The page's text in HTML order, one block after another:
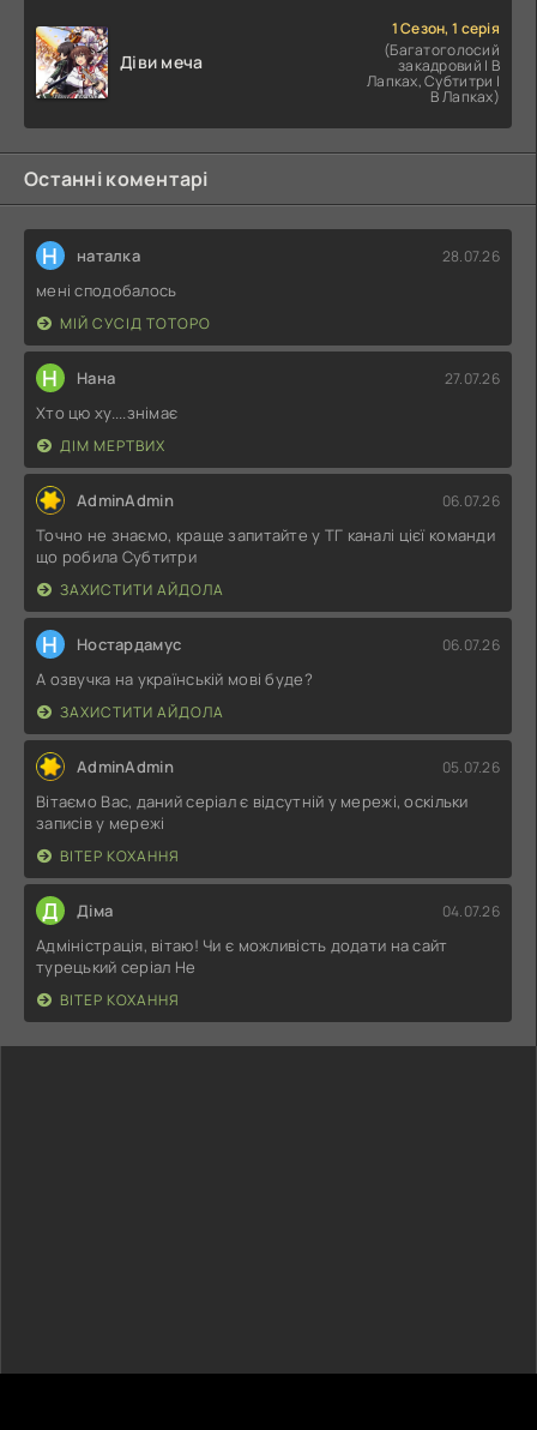
Діви меча
1 Сезон, 1 серія
(Багатоголосий
закадровий | В
Лапках, Субтитри |
В Лапках)
Останні коментарі
Н наталка 28.07.26
мені сподобалось
МІЙ СУСІД ТОТОРО
Н Нана 27.07.26
Хто цю ху....знімає
ДІМ МЕРТВИХ
AdminAdmin 06.07.26
Точно не знаємо, краще запитайте у ТГ каналі цієї команди
що робила Субтитри
ЗАХИСТИТИ АЙДОЛА
Н Ностардамус 06.07.26
А озвучка на українській мові буде?
ЗАХИСТИТИ АЙДОЛА
AdminAdmin 05.07.26
Вітаємо Вас, даний серіал є відсутній у мережі, оскільки
записів у мережі
ВІТЕР КОХАННЯ
Д Діма 04.07.26
Адміністрація, вітаю! Чи є можливість додати на сайт
турецький серіал Не
ВІТЕР КОХАННЯ